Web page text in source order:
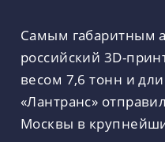
Самым габаритным
российский 3D-
весом 7,6 тонн и
«Лантранс»
Москвы в